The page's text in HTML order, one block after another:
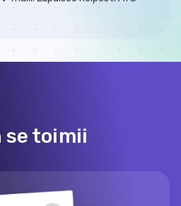
se toimii